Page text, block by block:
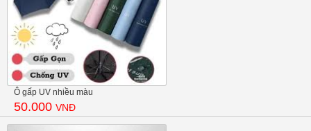
Ô gấp UV nhiều màu
50.000 VNĐ